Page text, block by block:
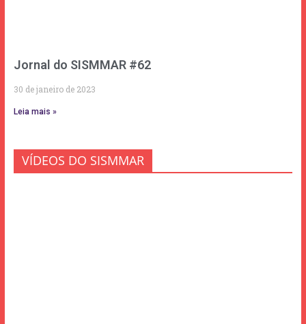
Jornal do SISMMAR #62
30 de janeiro de 2023
Leia mais »
VÍDEOS DO SISMMAR